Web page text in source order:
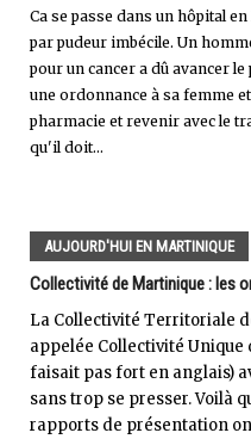
Ca se passe dans un hôpital
par pudeur imbécile. Un
pour un cancer a dû avancer
une ordonnance à sa femme
pharmacie et revenir avec le
qu'il doit...
AUJOURD'HUI EN MARTINIQUE
Collectivité de Martinique : les
La Collectivité Territoriale
appelée Collectivité Unique
faisait pas fort en anglais)
sans trop se presser. Voilà
rapports de présentation